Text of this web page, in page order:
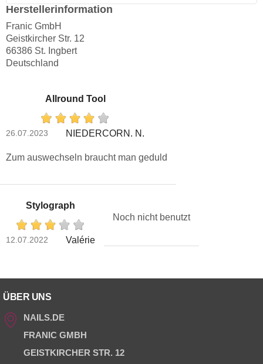
Herstellerinformation
Franic GmbH
Geistkircher Str. 12
66386 St. Ingbert
Deutschland
Allround Tool
26.07.2023 NIEDERCORN. N.
Zum auswechseln braucht man geduld
Stylograph
12.07.2022 Valérie
Noch nicht benutzt
ÜBER UNS
NAILS.DE
FRANIC GMBH
GEISTKIRCHER STR. 12